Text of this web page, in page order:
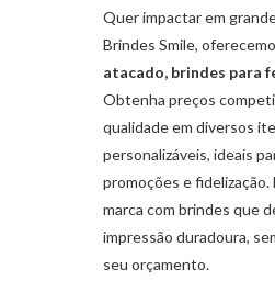
Quer impactar em
Brindes Smile,
atacado, brindes para
Obtenha preços
qualidade em diversos
personalizáveis, ideais
promoções e fidelização.
marca com brindes que
impressão duradoura,
seu orçamento.